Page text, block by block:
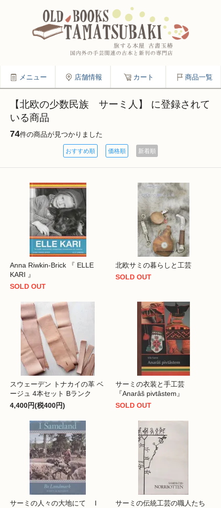
メニュー 店舗情報 カート 商品一覧
【北欧の少数民族 サーミ人】 に登録されて
いる商品
74件の商品が見つかりました
おすすめ順 価格順 新着順
Anna Riwkin-Brick 『 ELLE
KARI 』
SOLD OUT
北欧サミの暮らしと工芸
SOLD OUT
スウェーデン トナカイの革 ベ
ージュ 4本セット Bランク
4,400円(税400円)
サーミの衣装と手工芸
『Anarâš pivtâstem』
SOLD OUT
サーミの人々の大地にて I
サーミの伝統工芸の職人たち